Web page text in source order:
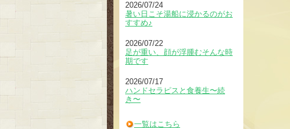
2026/07/24
暑い日こそ湯船に浸かるのがお
すすめ♪
2026/07/22
足が重い、顔が浮腫むそんな時
期です
2026/07/17
ハンドセラピスと食養生〜続
き〜
一覧はこちら